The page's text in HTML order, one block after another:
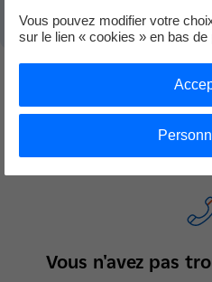
Vous n'avez pas
Vous n'avez pas
Vous pouvez modifier votre
sur le lien « cookies » en bas de